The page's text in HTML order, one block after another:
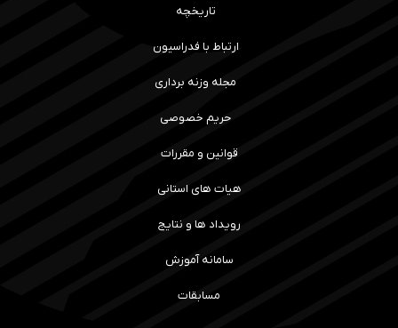
تاریخچه
ارتباط با فدراسیون
مجله وزنه برداری
حریم خصوصی
قوانین و مقررات
هیات های استانی
رویداد ها و نتایج
سامانه آموزش
مسابقات